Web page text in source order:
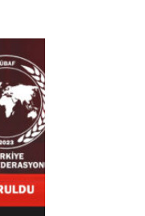
için
adresim bu